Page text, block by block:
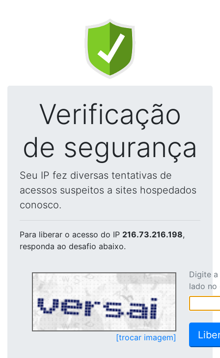
Verificação
de segurança
Seu IP fez diversas tentativas de
acessos suspeitos a sites hospedados
conosco.
Para liberar o acesso do IP 216.73.216.198,
responda ao desafio abaixo.
[trocar imagem]
Digite
lado no